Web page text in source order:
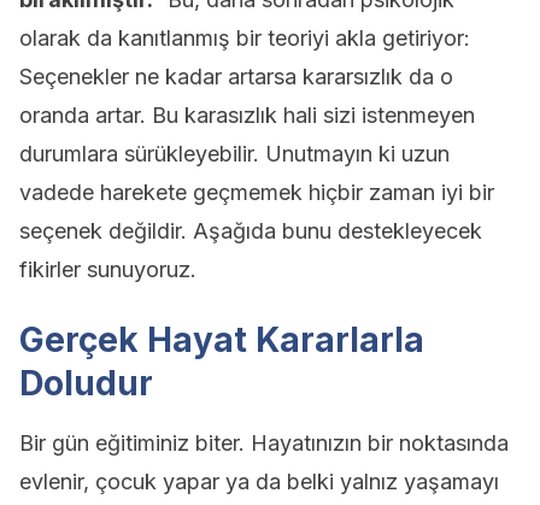
olarak da kanıtlanmış bir teoriyi akla getiriyor:
Seçenekler ne kadar artarsa kararsızlık da o
oranda artar. Bu karasızlık hali sizi istenmeyen
durumlara sürükleyebilir. Unutmayın ki uzun
vadede harekete geçmemek hiçbir zaman iyi bir
seçenek değildir. Aşağıda bunu destekleyecek
fikirler sunuyoruz.
Gerçek Hayat Kararlarla
Doludur
Bir gün eğitiminiz biter. Hayatınızın bir noktasında
evlenir, çocuk yapar ya da belki yalnız yaşamayı